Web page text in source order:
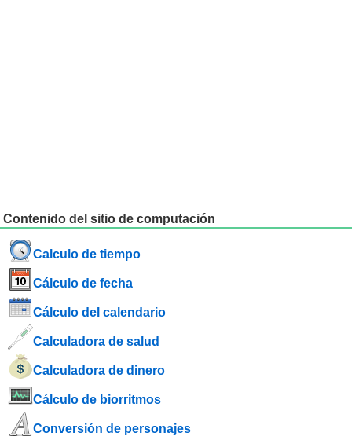
Contenido del sitio de computación
Calculo de tiempo
Cálculo de fecha
Cálculo del calendario
Calculadora de salud
Calculadora de dinero
Cálculo de biorritmos
Conversión de personajes